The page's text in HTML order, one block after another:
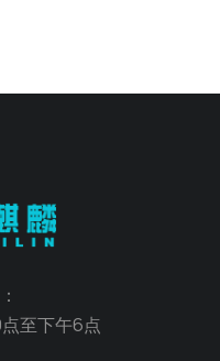
至下午6点